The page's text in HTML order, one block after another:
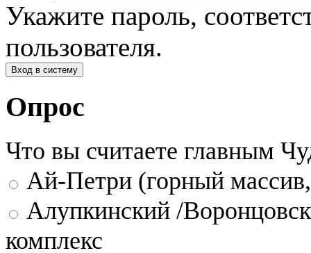
Укажите пароль,
пользователя.
Опрос
Что вы считаете главным
Ай-Петри (горный
Алупкинский /
комплекс